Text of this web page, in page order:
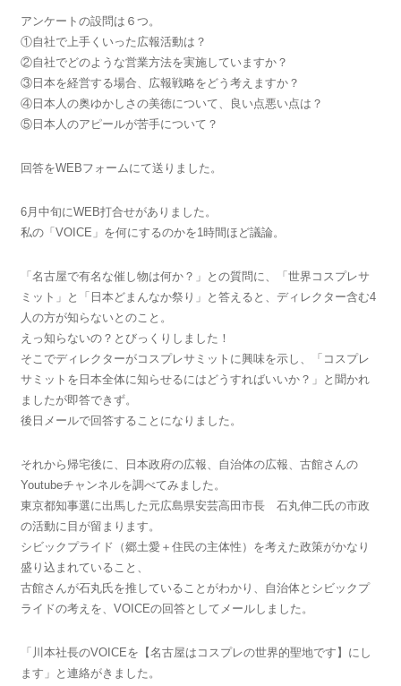
アンケートの設問は６つ。
①自社で上手くいった広報活動は？
②自社でどのような営業方法を実施していますか？
③日本を経営する場合、広報戦略をどう考えますか？
④日本人の奥ゆかしさの美徳について、良い点悪い点は？
⑤日本人のアピールが苦手について？
回答をWEBフォームにて送りました。
6月中旬にWEB打合せがありました。
私の「VOICE」を何にするのかを1時間ほど議論。
「名古屋で有名な催し物は何か？」との質問に、「世界コスプレサ
ミット」と「日本どまんなか祭り」と答えると、ディレクター含む4
人の方が知らないとのこと。
えっ知らないの？とびっくりしました！
そこでディレクターがコスプレサミットに興味を示し、「コスプレ
サミットを日本全体に知らせるにはどうすればいいか？」と聞かれ
ましたが即答できず。
後日メールで回答することになりました。
それから帰宅後に、日本政府の広報、自治体の広報、古館さんの
Youtubeチャンネルを調べてみました。
東京都知事選に出馬した元広島県安芸高田市長 石丸伸二氏の市政
の活動に目が留まります。
シビックプライド（郷土愛＋住民の主体性）を考えた政策がかなり
盛り込まれていること、
古館さんが石丸氏を推していることがわかり、自治体とシビックプ
ライドの考えを、VOICEの回答としてメールしました。
「川本社長のVOICEを【名古屋はコスプレの世界的聖地です】にし
ます」と連絡がきました。